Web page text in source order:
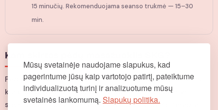
Mūsų svetainėje naudojame slapukus, kad
pagerintume jūsų kaip vartotojo patirtį, pateiktume
individualizuotą turinį ir analizuotume mūsų
svetainės lankomumą. Slapukų politika.
15 minučių. Rekomenduojama seanso trukmė — 15–30
min.
Kam skirtas pėdų masažuoklis SKG?
Pėdų masažuoklis SKG yra idealus pasirinkimas žmonėms,
kurie daug laiko praleidžia stovėdami, vaikščiodami ar
sportuodami. Shiatsu masažas kartu su šildymo terapija